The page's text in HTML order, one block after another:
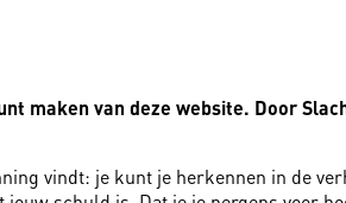
maken van deze website. Door
vindt: je kunt je herkennen in de